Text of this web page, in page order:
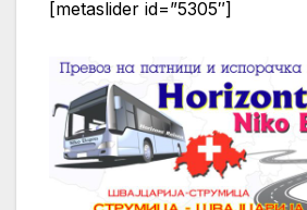
[metaslider id=”5305″]